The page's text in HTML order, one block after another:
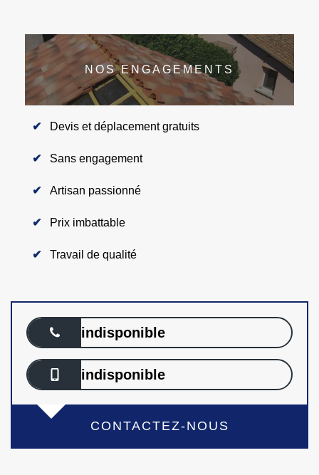
NOS ENGAGEMENTS
Devis et déplacement gratuits
Sans engagement
Artisan passionné
Prix imbattable
Travail de qualité
indisponible
indisponible
CONTACTEZ-NOUS